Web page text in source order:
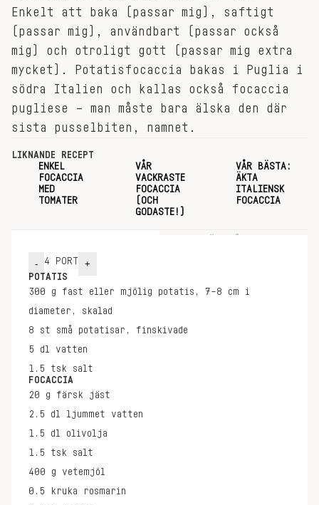
Enkelt att baka (passar mig), saftigt
(passar mig), användbart (passar också
mig) och otroligt gott (passar mig extra
mycket). Potatisfocaccia bakas i Puglia i
södra Italien och kallas också focaccia
pugliese – man måste bara älska den där
sista pusselbiten, namnet.
LIKNANDE RECEPT
ENKEL
FOCACCIA
MED
TOMATER
VÅR
VACKRASTE
FOCACCIA
(OCH
GODASTE!)
VÅR BÄSTA:
ÄKTA
ITALIENSK
FOCACCIA
- 4 PORT +
POTATIS
300 g
fast eller mjölig potatis, 7–8 cm i
diameter, skalad
8 st
små potatisar, finskivade
5 dl
vatten
1.5 tsk
salt
FOCACCIA
20 g
färsk jäst
2.5 dl
ljummet vatten
1.5 dl
olivolja
1.5 tsk
salt
400 g
vetemjöl
0.5
kruka
rosmarin